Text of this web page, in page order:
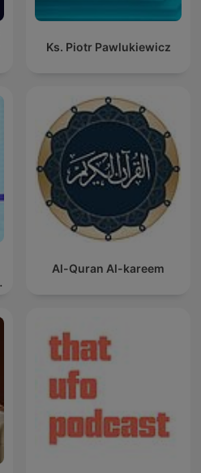
Ks. Piotr Pawlukiewicz
Al-Quran Al-kareem